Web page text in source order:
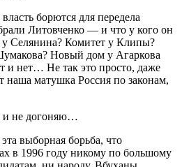
борются для передела
Литовченко — и что у кого он
Селянина? Комитет у Клипы?
Новый дом у Агаркова
и нет… Не так это просто, даже
наша матушка Россия по законам,
и не догоняю…
выборная борьба, что
в 1996 году никому по большому